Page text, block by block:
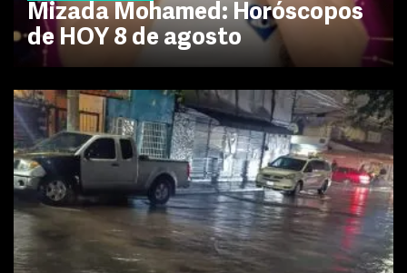
Mizada Mohamed: Horóscopos
de HOY 8 de agosto